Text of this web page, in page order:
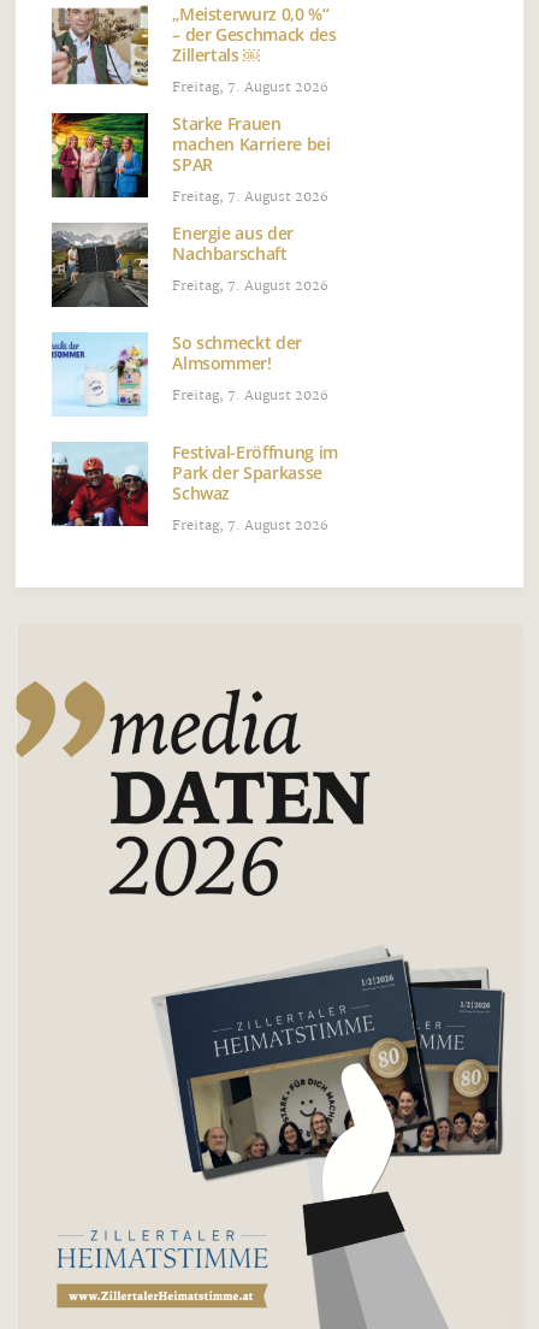
„Meisterwurz 0,0 %“
– der Geschmack des
Zillertals ￼
Freitag, 7. August 2026
Starke Frauen
machen Karriere bei
SPAR
Freitag, 7. August 2026
Energie aus der
Nachbarschaft
Freitag, 7. August 2026
So schmeckt der
Almsommer!
Freitag, 7. August 2026
Festival-Eröffnung im
Park der Sparkasse
Schwaz
Freitag, 7. August 2026